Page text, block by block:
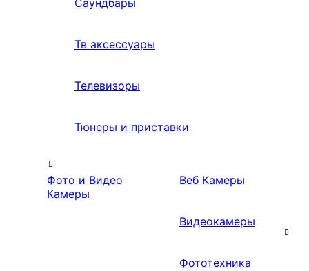
Саундбары
Тв аксессуары
Телевизоры
Тюнеры и приставки
Фото и Видео
Камеры
Веб Камеры
Видеокамеры
Фототехника